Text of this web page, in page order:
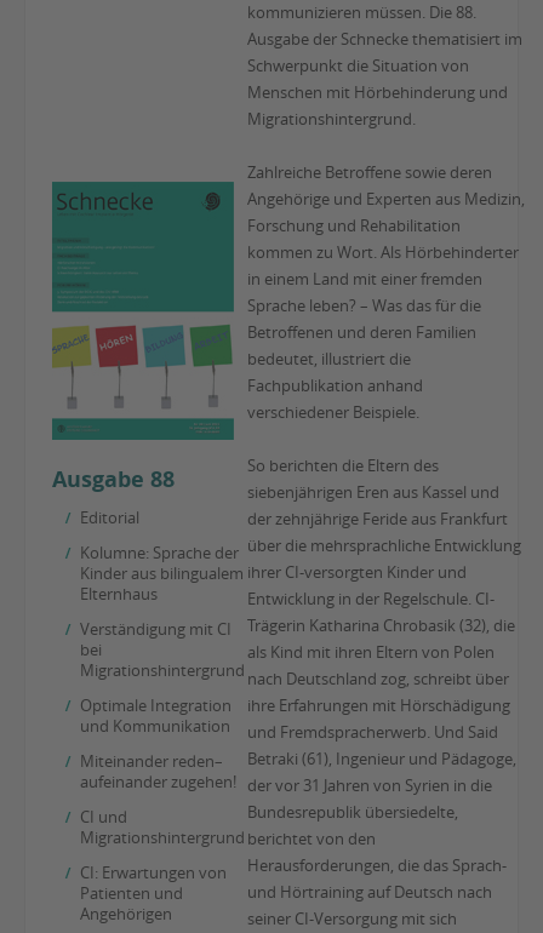
Ausgabe 88
Editorial
Kolumne: Sprache der
Kinder aus bilingualem
Elternhaus
Verständigung mit CI
bei
Migrationshintergrund
Optimale Integration
und Kommunikation
Miteinander reden–
aufeinander zugehen!
CI und
Migrationshintergrund
CI: Erwartungen von
Patienten und
Angehörigen
kommunizieren müssen. Die 88.
Ausgabe der Schnecke thematisiert im
Schwerpunkt die Situation von
Menschen mit Hörbehinderung und
Migrationshintergrund.
Zahlreiche Betroffene sowie deren
Angehörige und Experten aus Medizin,
Forschung und Rehabilitation
kommen zu Wort. Als Hörbehinderter
in einem Land mit einer fremden
Sprache leben? – Was das für die
Betroffenen und deren Familien
bedeutet, illustriert die
Fachpublikation anhand
verschiedener Beispiele.
So berichten die Eltern des
siebenjährigen Eren aus Kassel und
der zehnjährige Feride aus Frankfurt
über die mehrsprachliche Entwicklung
ihrer CI-versorgten Kinder und
Entwicklung in der Regelschule. CI-
Trägerin Katharina Chrobasik (32), die
als Kind mit ihren Eltern von Polen
nach Deutschland zog, schreibt über
ihre Erfahrungen mit Hörschädigung
und Fremdspracherwerb. Und Said
Betraki (61), Ingenieur und Pädagoge,
der vor 31 Jahren von Syrien in die
Bundesrepublik übersiedelte,
berichtet von den
Herausforderungen, die das Sprach-
und Hörtraining auf Deutsch nach
seiner CI-Versorgung mit sich